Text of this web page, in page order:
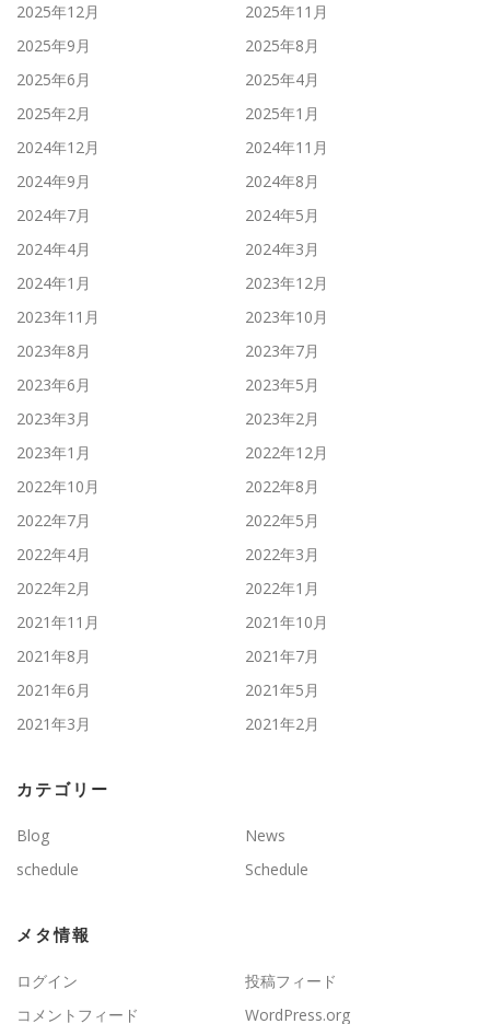
2025年12月
2025年11月
2025年9月
2025年8月
2025年6月
2025年4月
2025年2月
2025年1月
2024年12月
2024年11月
2024年9月
2024年8月
2024年7月
2024年5月
2024年4月
2024年3月
2024年1月
2023年12月
2023年11月
2023年10月
2023年8月
2023年7月
2023年6月
2023年5月
2023年3月
2023年2月
2023年1月
2022年12月
2022年10月
2022年8月
2022年7月
2022年5月
2022年4月
2022年3月
2022年2月
2022年1月
2021年11月
2021年10月
2021年8月
2021年7月
2021年6月
2021年5月
2021年3月
2021年2月
カテゴリー
Blog
News
schedule
Schedule
メタ情報
ログイン
投稿フィード
コメントフィード
WordPress.org